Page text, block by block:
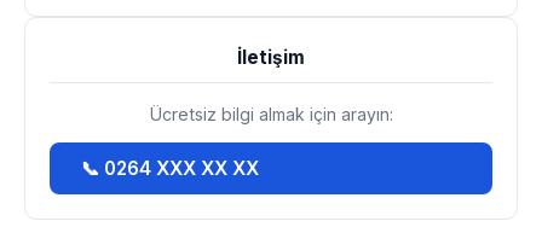
İletişim
Ücretsiz bilgi almak için arayın:
📞 0264 XXX XX XX